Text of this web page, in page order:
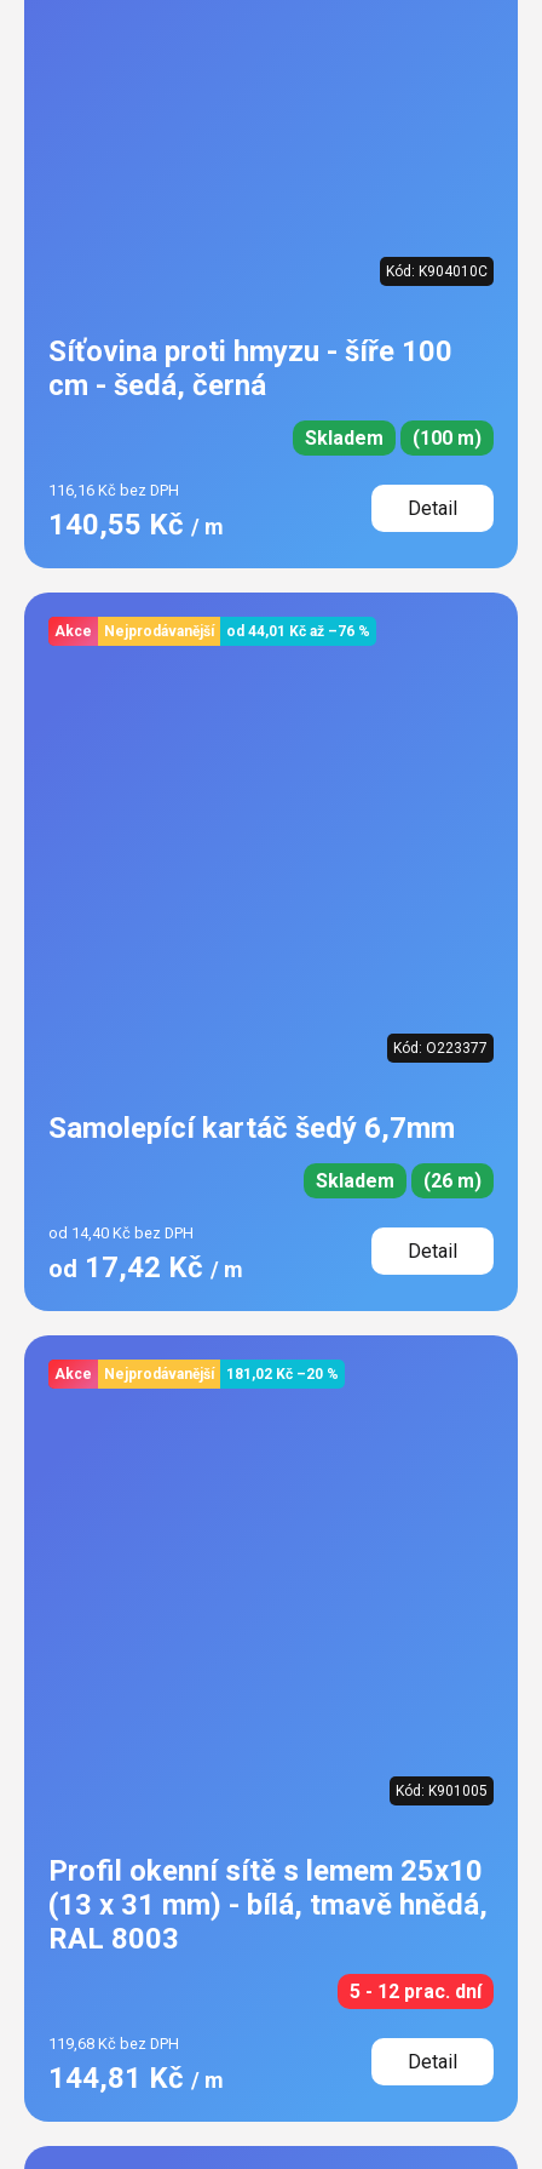
Kód: K904010C
Síťovina proti hmyzu - šíře 100
cm - šedá, černá
Skladem (100 m)
116,16 Kč bez DPH
140,55 Kč / m
Detail
Akce Nejprodávanější od 44,01 Kč až –76 %
Kód: O223377
Samolepící kartáč šedý 6,7mm
Skladem (26 m)
od 14,40 Kč bez DPH
od 17,42 Kč / m
Detail
Akce Nejprodávanější 181,02 Kč –20 %
Kód: K901005
Profil okenní sítě s lemem 25x10
(13 x 31 mm) - bílá, tmavě hnědá,
RAL 8003
5 - 12 prac. dní
119,68 Kč bez DPH
144,81 Kč / m
Detail